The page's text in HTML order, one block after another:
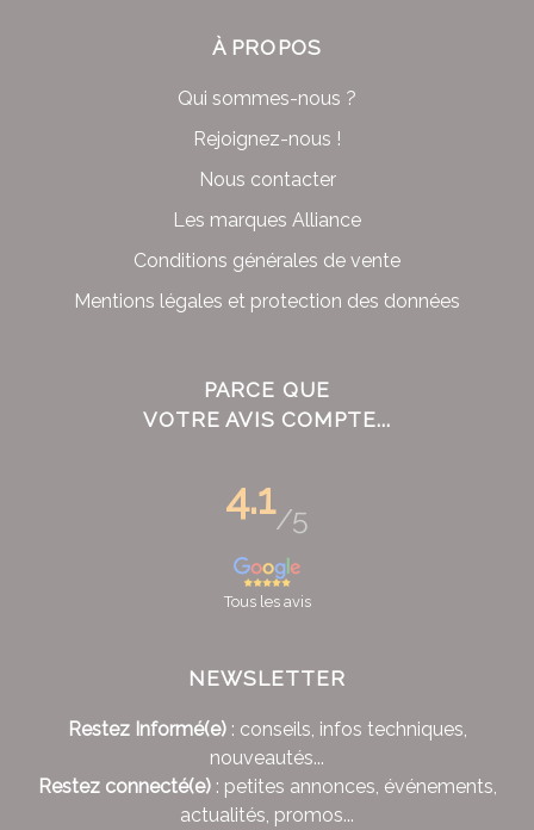
À PROPOS
Qui sommes-nous ?
Rejoignez-nous !
Nous contacter
Les marques Alliance
Conditions générales de vente
Mentions légales et protection des données
PARCE QUE
VOTRE AVIS COMPTE...
4.1/5
Tous les avis
NEWSLETTER
Restez Informé(e): conseils, infos techniques,
nouveautés...
Restez connecté(e): petites annonces, événements,
actualités, promos...